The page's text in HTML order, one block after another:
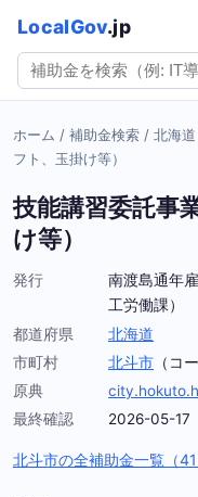
LocalGov.jp
ホーム / 補助金検索 / 北海道
フト、玉掛け等）
技能講習委託事
け等）
発行
南渡島通年
工労働課）
都道府県
北海道
市町村
北斗市 （コ
原典
最終確認
2026-05-17
北斗市の全補助金一覧（